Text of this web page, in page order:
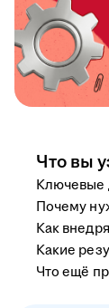
Что вы
Ключевые
Почему
Как
Какие
Что ещё